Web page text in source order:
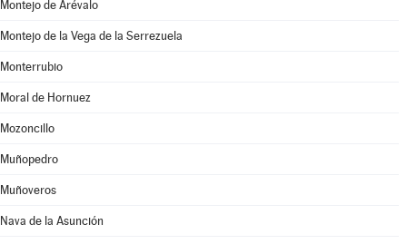
Montejo de Arévalo
Montejo de la Vega de la Serrezuela
Monterrubio
Moral de Hornuez
Mozoncillo
Muñopedro
Muñoveros
Nava de la Asunción